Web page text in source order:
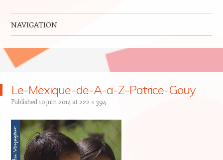
NAVIGATION
Le-Mexique-de-A-a-Z-Patrice-Gouy
Published 10 juin 2014 at 222 × 394